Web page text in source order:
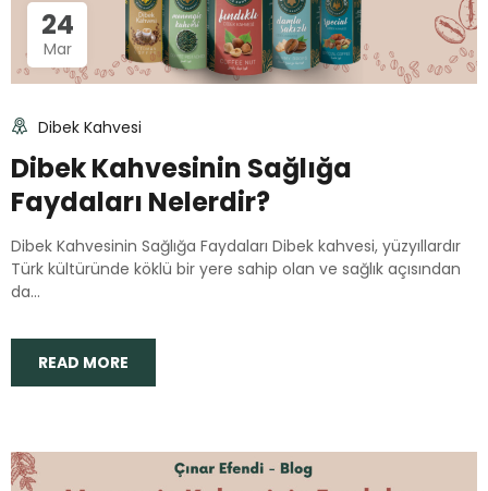
24
Mar
Dibek Kahvesi
Dibek Kahvesinin Sağlığa
Faydaları Nelerdir?
Dibek Kahvesinin Sağlığa Faydaları Dibek kahvesi, yüzyıllardır
Türk kültüründe köklü bir yere sahip olan ve sağlık açısından
da...
READ MORE